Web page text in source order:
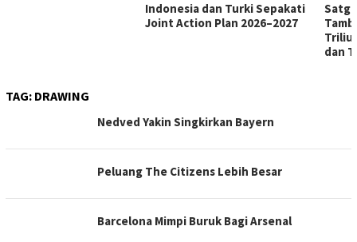
Indonesia dan Turki Sepakati
Joint Action Plan 2026–2027
Satgas PRR Pacu Realisasi
Tambahan TKD Aceh Rp1,65
Triliun, Pastikan Transparan
TAG: DRAWING
Nedved Yakin Singkirkan Bayern
Peluang The Citizens Lebih Besar
Barcelona Mimpi Buruk Bagi Arsenal